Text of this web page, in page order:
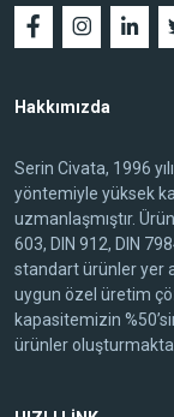
Hakkımızda
Serin Civata, 1996
yöntemiyle yüksek
uzmanlaşmıştır.
603, DIN 912, DIN
standart ürünler yer
uygun özel üretim
kapasitemizin
ürünler